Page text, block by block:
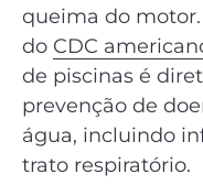
queima do
do CDC
de piscinas é
prevenção de
água, incluindo
trato respiratório.